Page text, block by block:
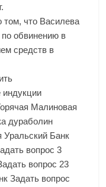
том, что Василева
обвинению в
средств в
индукции
Малиновая
дураболин
Уральский Банк
вопрос 3
вопрос 23
Задать вопрос